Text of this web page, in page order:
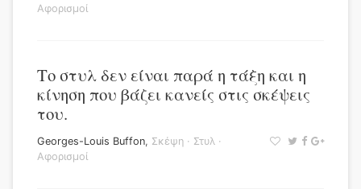
Αφορισμοί
Το στυλ δεν είναι παρά η τάξη και η
κίνηση που βάζει κανείς στις σκέψεις
του.
Georges-Louis Buffon, Σκέψη · Στυλ ·
Αφορισμοί